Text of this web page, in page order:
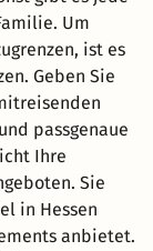
Um
ist es
Geben Sie
passgenaue
Ihre
Sie
in Hessen
anbietet.